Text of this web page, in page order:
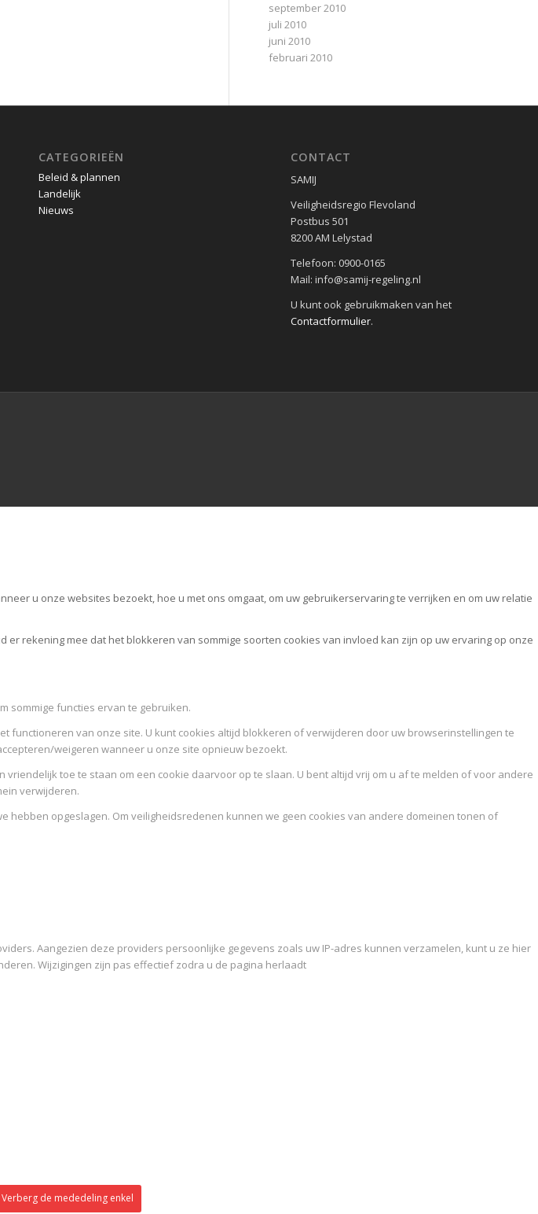
september 2010
juli 2010
juni 2010
februari 2010
CATEGORIEËN
Beleid & plannen
Landelijk
Nieuws
CONTACT
SAMIJ
Veiligheidsregio Flevoland
Postbus 501
8200 AM Lelystad
Telefoon: 0900-0165
Mail: info@samij-regeling.nl
U kunt ook gebruikmaken van het
Contactformulier.
u onze websites bezoekt, hoe u met ons omgaat, om uw gebruikerservaring te verrijken en om uw relatie
rekening mee dat het blokkeren van sommige soorten cookies van invloed kan zijn op uw ervaring op onze
sommige functies ervan te gebruiken.
van onze site. U kunt cookies altijd blokkeren of verwijderen door uw browserinstellingen te
weigeren wanneer u onze site opnieuw bezoekt.
toe te staan om een cookie daarvoor op te slaan. U bent altijd vrij om u af te melden of voor andere
verwijderen.
hebben opgeslagen. Om veiligheidsredenen kunnen we geen cookies van andere domeinen tonen of
Aangezien deze providers persoonlijke gegevens zoals uw IP-adres kunnen verzamelen, kunt u ze hier
Wijzigingen zijn pas effectief zodra u de pagina herlaadt
Verberg de mededeling enkel